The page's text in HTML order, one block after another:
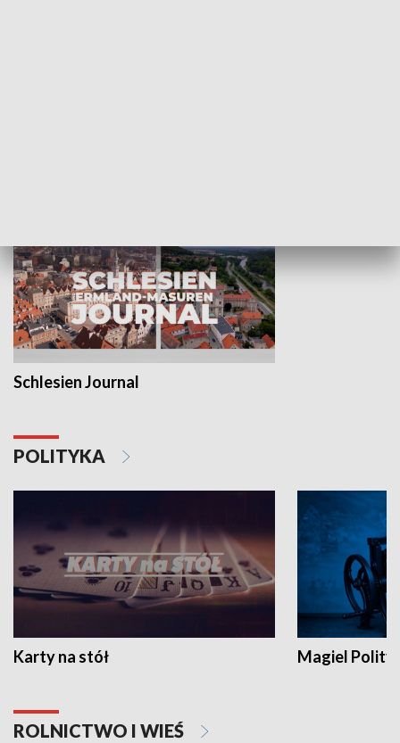
Schlesien Journal
POLITYKA
Karty na stół Magiel
ROLNICTWO I WIEŚ